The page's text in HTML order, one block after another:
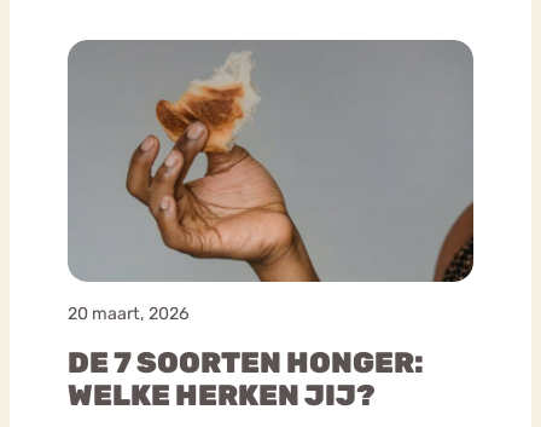
20 maart, 2026
DE 7 SOORTEN HONGER:
WELKE HERKEN JIJ?